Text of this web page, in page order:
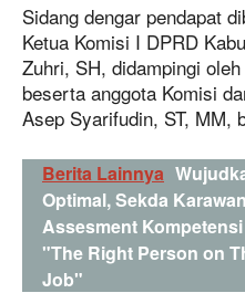
Sidang dengar pendapat
Ketua Komisi I DPRD
Zuhri, SH, didampingi
beserta anggota Komisi
Asep Syarifudin, ST, MM,
Berita Lainnya
Optimal, Sekda
Assesment
"The Right Person on
Job"